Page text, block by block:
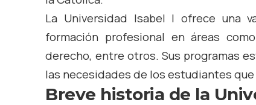
La Universidad Isabel I ofrece una
formación profesional en áreas
derecho, entre otros. Sus programas
las necesidades de los estudiantes
Breve historia de la